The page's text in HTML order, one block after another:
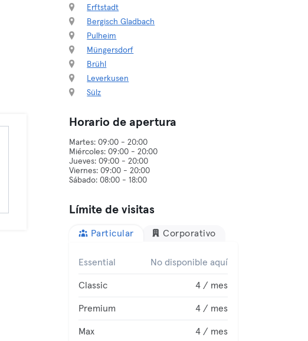
Erftstadt
Bergisch Gladbach
Pulheim
Müngersdorf
Brühl
Leverkusen
Sülz
Horario de apertura
Martes: 09:00 - 20:00
Miércoles: 09:00 - 20:00
Jueves: 09:00 - 20:00
Viernes: 09:00 - 20:00
Límite de visitas
Particular Corporativo
Essential No disponible aquí
Classic 4 / mes
Premium 4 / mes
Max 4 / mes